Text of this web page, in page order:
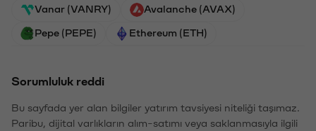
Vanar (VANRY) Avalanche (AVAX)
Pepe (PEPE) Ethereum (ETH)
Sorumluluk reddi
Bu sayfada yer alan bilgiler yatırım tavsiyesi niteliği taşımaz.
Paribu, dijital varlıkların alım-satımı veya saklanmasıyla ilgili